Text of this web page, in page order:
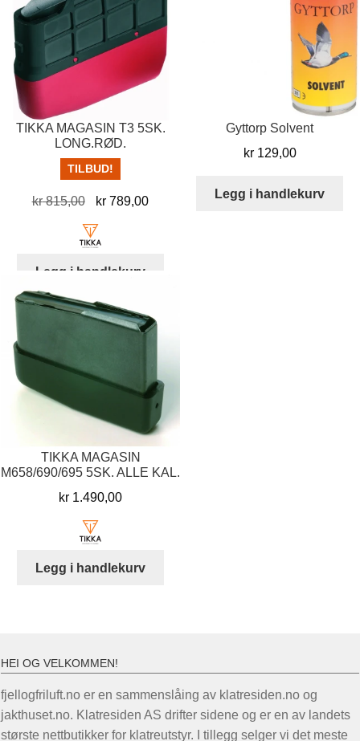
TIKKA MAGASIN T3 5SK.
LONG.RØD.
TILBUD!
kr815,00
Opprinnelig
var:
kr 789,00Nåværende
Legg i handlekurv
Gyttorp Solvent
kr129,00
Legg i handlekurv
TIKKA MAGASIN
M658/690/695 5SK. ALLE KAL.
kr 1.490,00
Legg i handlekurv
HEI OG VELKOMMEN!
fjellogfriluft.no er en sammenslåing av klatresiden.no og
jakthuset.no. Klatresiden AS drifter sidene og er en av landets
største nettbutikker for klatreutstyr. I tillegg selger vi det meste